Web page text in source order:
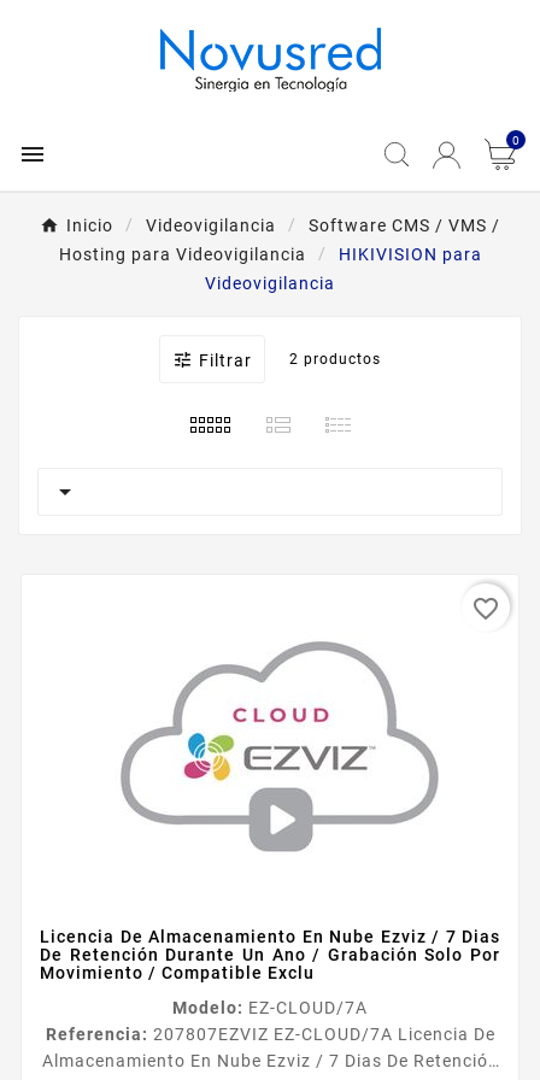
 0
Inicio Videovigilancia
Software CMS / VMS /
Hosting para Videovigilancia
HIKIVISION para
Videovigilancia
 Filtrar 2 productos

Licencia De Almacenamiento En Nube Ezviz / 7 Dias
De Retención Durante Un Ano / Grabación Solo Por
Movimiento / Compatible Exclu
Modelo: EZ-CLOUD/7A
Referencia: 207807EZVIZ EZ-CLOUD/7A Licencia De
Almacenamiento En Nube Ezviz / 7 Dias De Retención
favorite_border